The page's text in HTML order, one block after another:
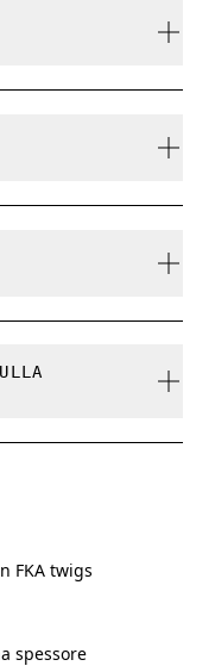
un
piana.
45%.
FKA twigs
spessore